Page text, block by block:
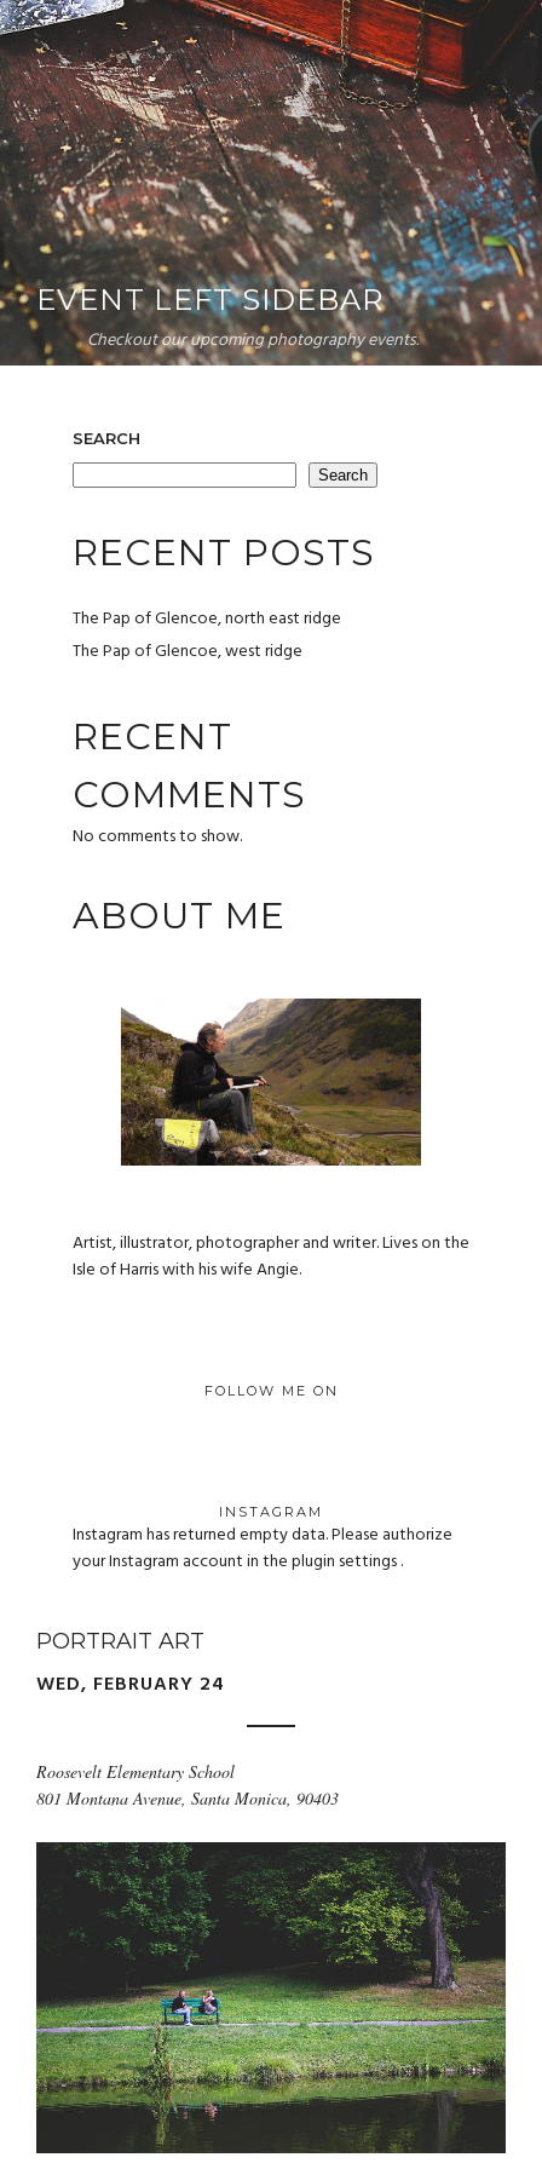
EVENT LEFT SIDEBAR
Checkout our upcoming photography events.
SEARCH
Search
RECENT POSTS
The Pap of Glencoe, north east ridge
The Pap of Glencoe, west ridge
RECENT
COMMENTS
No comments to show.
ABOUT ME
Artist, illustrator, photographer and writer. Lives on the
Isle of Harris with his wife Angie.
FOLLOW ME ON
INSTAGRAM
Instagram has returned empty data. Please authorize
your Instagram account in theplugin settings.
PORTRAIT ART
WED, FEBRUARY 24
Roosevelt Elementary School
801 Montana Avenue, Santa Monica, 90403